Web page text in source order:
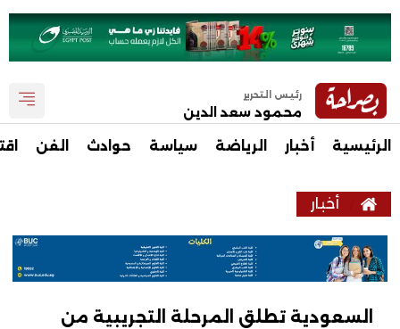
رئيس التحرير
محمود سعد الدين
الرئيسية أخبار الرياضة سياسة حوادث الفن
أخبار
السعودية تطلق المرحلة التجريبية من